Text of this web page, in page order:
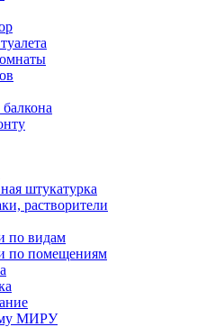
штукатурка
растворители
по видам
по помещениям
МИРУ